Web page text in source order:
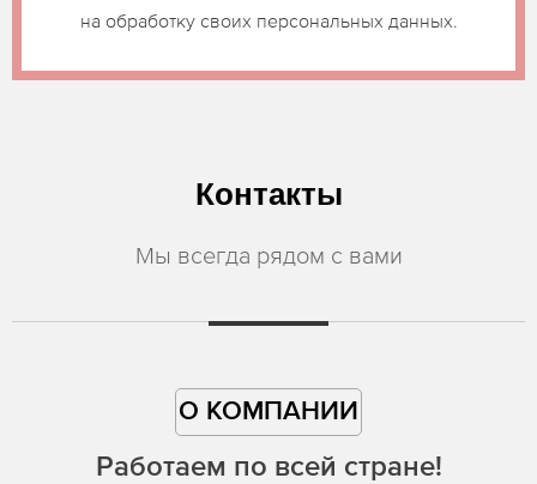
на обработку своих персональных данных.
Контакты
Мы всегда рядом с вами
О КОМПАНИИ
Работаем по всей стране!